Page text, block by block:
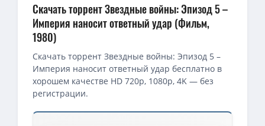
Скачать торрент Звездные войны: Эпизод 5 –
Империя наносит ответный удар (Фильм,
1980)
Скачать торрент Звездные войны: Эпизод 5 –
Империя наносит ответный удар бесплатно в
хорошем качестве HD 720p, 1080p, 4K — без
регистрации.
Скачать торрент — Звездные войны: Эпизод 5 – Империя